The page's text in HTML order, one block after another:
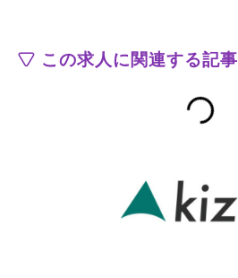
この求人に関連する記事
Loading...